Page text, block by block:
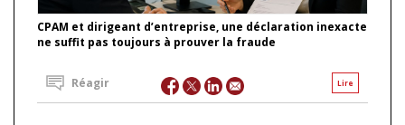
CPAM et dirigeant d’entreprise, une déclaration inexacte
ne suffit pas toujours à prouver la fraude
Lire
Réagir